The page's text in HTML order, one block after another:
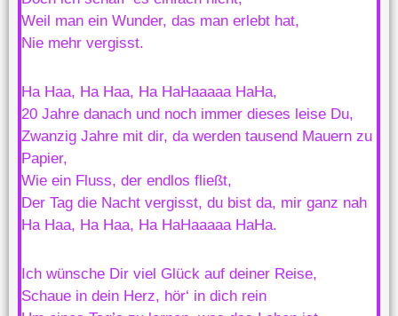
Weil man ein Wunder, das man erlebt hat,
Nie mehr vergisst.
Ha Haa, Ha Haa, Ha HaHaaaaa HaHa,
20 Jahre danach und noch immer dieses leise Du,
Zwanzig Jahre mit dir, da werden tausend Mauern zu
Papier,
Wie ein Fluss, der endlos fließt,
Der Tag die Nacht vergisst, du bist da, mir ganz nah
Ha Haa, Ha Haa, Ha HaHaaaaa HaHa.
Ich wünsche Dir viel Glück auf deiner Reise,
Schaue in dein Herz, hör‘ in dich rein